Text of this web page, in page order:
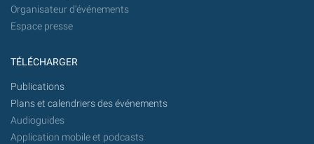
Organisateur d'événements
Espace presse
TÉLÉCHARGER
Publications
Plans et calendriers des événements
Audioguides
Application mobile et podcasts